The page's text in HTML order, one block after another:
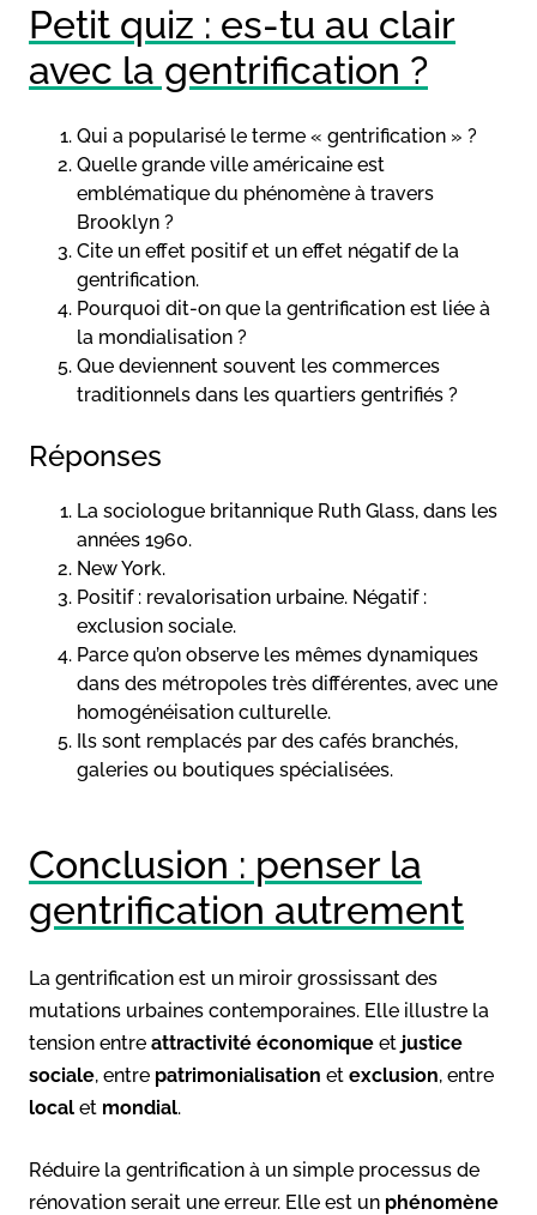
Petit quiz : es-tu au clair
avec la gentrification ?
Qui a popularisé le terme « gentrification » ?
Quelle grande ville américaine est
emblématique du phénomène à travers
Brooklyn ?
Cite un effet positif et un effet négatif de la
gentrification.
Pourquoi dit-on que la gentrification est liée à
la mondialisation ?
Que deviennent souvent les commerces
traditionnels dans les quartiers gentrifiés ?
Réponses
La sociologue britannique Ruth Glass, dans les
années 1960.
New York.
Positif : revalorisation urbaine. Négatif :
exclusion sociale.
Parce qu’on observe les mêmes dynamiques
dans des métropoles très différentes, avec une
homogénéisation culturelle.
Ils sont remplacés par des cafés branchés,
galeries ou boutiques spécialisées.
Conclusion : penser la
gentrification autrement
La gentrification est un miroir grossissant des
mutations urbaines contemporaines. Elle illustre la
tension entre attractivité économique et justice
sociale, entre patrimonialisation et exclusion, entre
local et mondial.
Réduire la gentrification à un simple processus de
rénovation serait une erreur. Elle est un phénomène